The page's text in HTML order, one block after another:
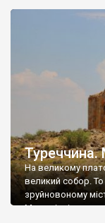
Туреччина.
На великому
великий собор. То
зруйновоному
Мрен